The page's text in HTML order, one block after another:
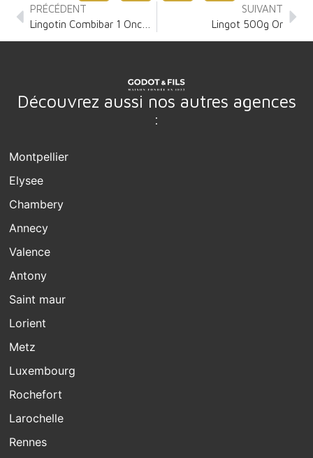
PRÉCÉDENT
SUIVANT
Lingot 500g Or
Découvrez aussi nos autres agences
:
Montpellier
Elysee
Chambery
Annecy
Valence
Antony
Saint maur
Lorient
Metz
Luxembourg
Rochefort
Larochelle
Rennes